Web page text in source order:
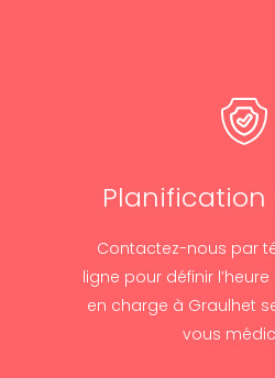
Contactez-nous par
ligne pour définir
en charge à Graulhet
vous